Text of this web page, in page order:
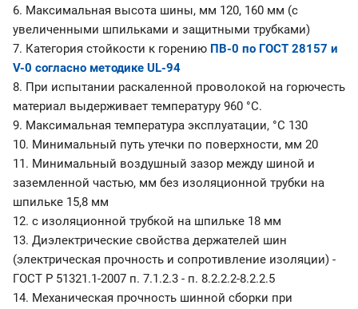
6. Максимальная высота шины, мм 120, 160 мм (с
увеличенными шпильками и защитными трубками)
7. Категория стойкости к горению ПВ-0 по ГОСТ 28157 и
V-0 согласно методике UL-94
8. При испытании раскаленной проволокой на горючесть
материал выдерживает температуру 960 °С.
9. Максимальная температура эксплуатации, °С 130
10. Минимальный путь утечки по поверхности, мм 20
11. Минимальный воздушный зазор между шиной и
заземленной частью, мм без изоляционной трубки на
шпильке 15,8 мм
12. с изоляционной трубкой на шпильке 18 мм
13. Диэлектрические свойства держателей шин
(электрическая прочность и сопротивление изоляции) -
ГОСТ Р 51321.1-2007 п. 7.1.2.3 - п. 8.2.2.2-8.2.2.5
14. Механическая прочность шинной сборки при